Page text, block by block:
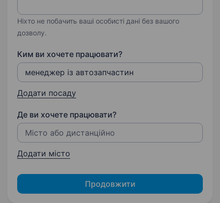
Ніхто не побачить ваші особисті дані без вашого
дозволу.
Ким ви хочете працювати?
Додати посаду
Де ви хочете працювати?
Додати місто
Продовжити